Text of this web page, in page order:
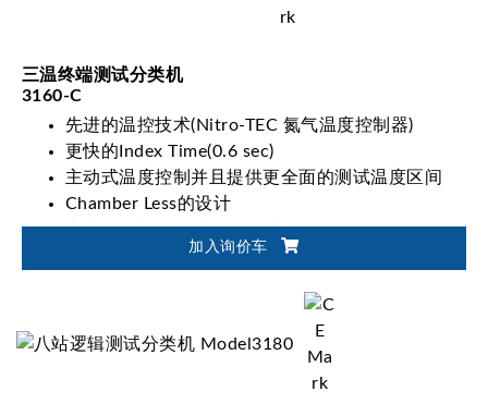
三温终端测试分类机
3160-C
先进的温控技术(Nitro-TEC 氮气温度控制器)
更快的Index Time(0.6 sec)
主动式温度控制并且提供更全面的测试温度区间
Chamber Less的设计
支持更多样化测试Sites的选择(1/2/4 sites)
加入询价车